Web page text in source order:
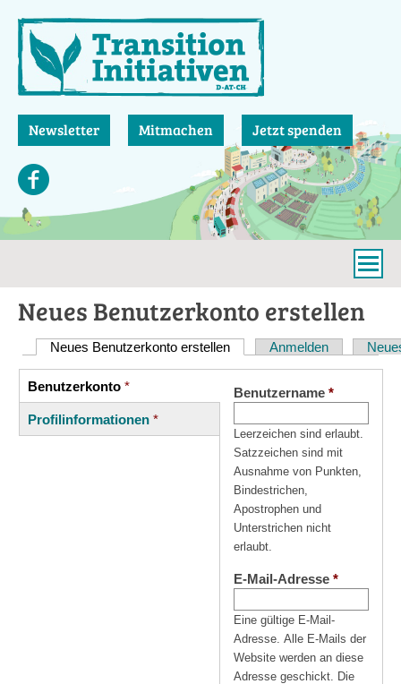
zum
Inhalt
Newsletter Mitmachen Jetzt spenden
Neues Benutzerkonto erstellen
Haupt-
Reiter
Neues Benutzerkonto erstellen (aktiver Reiter)
Anmelden
Vertikale
Reiter
Benutzerkonto *
(aktiver
Reiter)
Profilinformationen *
Benutzername *
Leerzeichen sind erlaubt.
Satzzeichen sind mit
Ausnahme von Punkten,
Bindestrichen,
Apostrophen und
Unterstrichen nicht
erlaubt.
E-Mail-Adresse *
Eine gültige E-Mail-
Adresse. Alle E-Mails der
Website werden an diese
Adresse geschickt. Die